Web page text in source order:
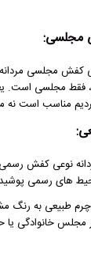
مجلسی:
کفش مجلسی
فقط مجلسی است.
مناسب است نه
نوعی کفش
های رسمی
طبیعی به رنگ
مجلس خانوادگی